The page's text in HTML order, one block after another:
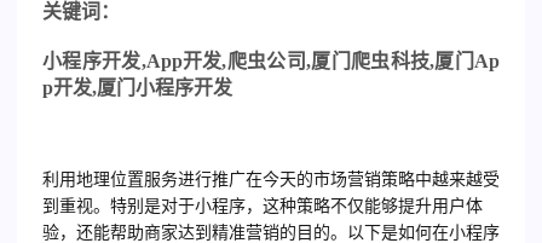
关键词：
小程序开发,App开发,爬虫公司,厦门爬虫科技,厦门 Ap
p开发,厦门小程序开发
利用地理位置服务进行推广在今天的市场营销策略中越来越受
到重视。特别是对于小程序，这种策略不仅能够提升用户体
验，还能帮助商家达到精准营销的目的。以下是如何在小程序